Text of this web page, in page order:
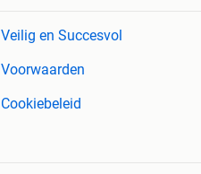
Veilig en Succesvol
Voorwaarden
Cookiebeleid